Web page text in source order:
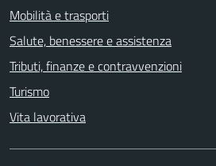
Mobilità e trasporti
Salute, benessere e assistenza
Tributi, finanze e contravvenzioni
Turismo
Vita lavorativa